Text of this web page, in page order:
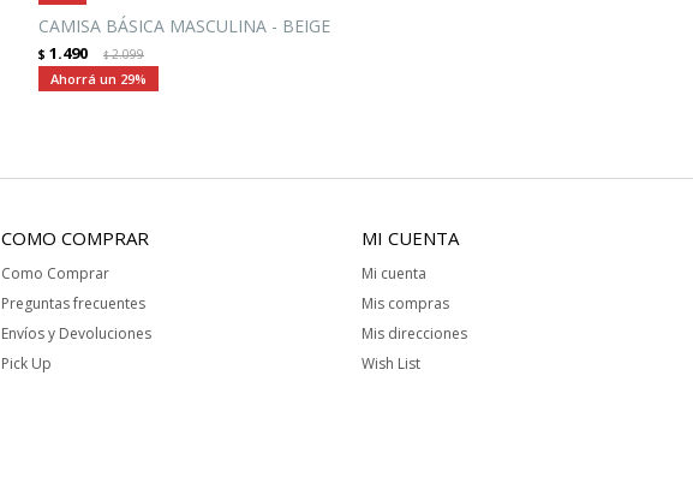
CAMISA BÁSICA MASCULINA - BEIGE
$ 1.490 $2.099
29
COMO COMPRAR
Como Comprar
Preguntas frecuentes
Envíos y Devoluciones
Pick Up
MI CUENTA
Mi cuenta
Mis compras
Mis direcciones
Wish List